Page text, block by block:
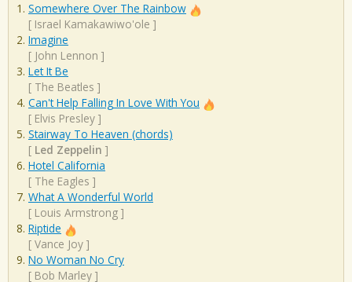
Somewhere Over The Rainbow
[ Israel Kamakawiwo'ole ]
Imagine
[ John Lennon ]
Let It Be
[ The Beatles ]
Can't Help Falling In Love With You
[ Elvis Presley ]
Stairway To Heaven (chords)
[ Led Zeppelin ]
Hotel California
[ The Eagles ]
What A Wonderful World
[ Louis Armstrong ]
Riptide
[ Vance Joy ]
No Woman No Cry
[ Bob Marley ]